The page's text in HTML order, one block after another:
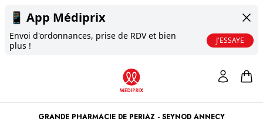
📱 App Médiprix
Envoi d'ordonnances, prise de RDV et bien
plus !
J'ESSAYE
GRANDE PHARMACIE DE PERIAZ - SEYNOD ANNECY